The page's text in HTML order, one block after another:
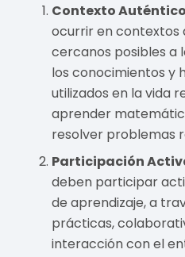
Contexto Auténtico
ocurrir en contextos
cercanos posibles a
los conocimientos y
utilizados en la vida
aprender
resolver problemas
Participación
deben participar
de aprendizaje, a
prácticas,
interacción con el